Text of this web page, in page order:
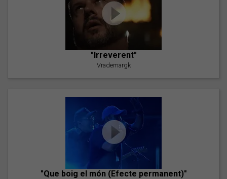
"Irreverent"
Vrademargk
"Que boig el món (Efecte permanent)"